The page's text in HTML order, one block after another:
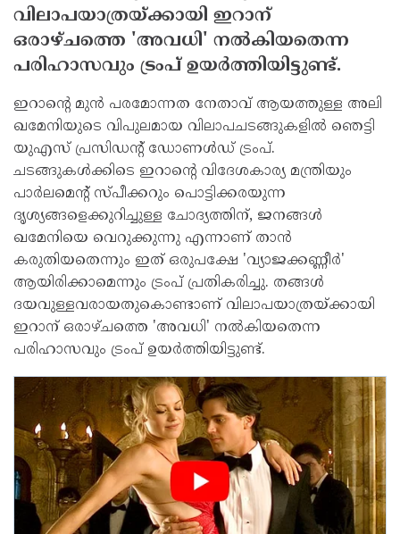
വിലാപയാത്രയ്ക്കായി ഇറാന്
ഒരാഴ്ചത്തെ 'അവധി' നല്‍കിയതെന്ന
പരിഹാസവും ട്രംപ് ഉയര്‍ത്തിയിട്ടുണ്ട്.
ഇറാന്റെ മുന്‍ പരമോന്നത നേതാവ് ആയത്തുള്ള അലി
ഖമേനിയുടെ വിപുലമായ വിലാപചടങ്ങുകളില്‍ ഞെട്ടി
യുഎസ് പ്രസിഡന്റ് ഡോണള്‍ഡ് ട്രംപ്.
ചടങ്ങുകള്‍ക്കിടെ ഇറാന്റെ വിദേശകാര്യ മന്ത്രിയും
പാര്‍ലമെന്റ് സ്പീക്കറും പൊട്ടിക്കരയുന്ന
ദൃശ്യങ്ങളെക്കുറിച്ചുള്ള ചോദ്യത്തിന്, ജനങ്ങള്‍
ഖമേനിയെ വെറുക്കുന്നു എന്നാണ് താന്‍
കരുതിയതെന്നും ഇത് ഒരുപക്ഷേ 'വ്യാജക്കണ്ണീര്‍'
ആയിരിക്കാമെന്നും ട്രംപ് പ്രതികരിച്ചു. തങ്ങള്‍
ദയവുള്ളവരായതുകൊണ്ടാണ് വിലാപയാത്രയ്ക്കായി
ഇറാന് ഒരാഴ്ചത്തെ 'അവധി' നല്‍കിയതെന്ന
പരിഹാസവും ട്രംപ് ഉയര്‍ത്തിയിട്ടുണ്ട്.